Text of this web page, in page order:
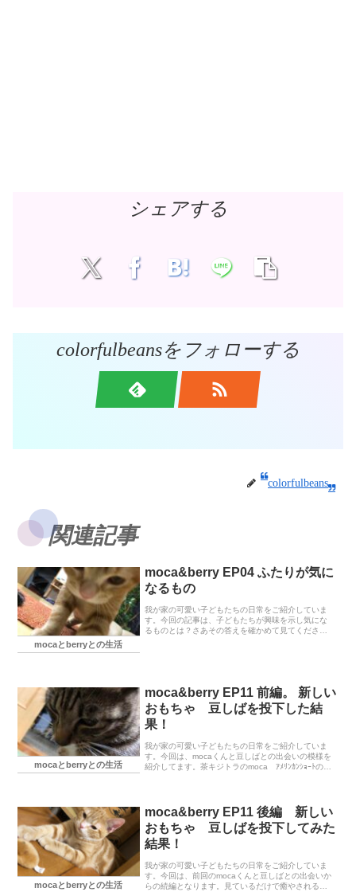
シェアする
colorfulbeansをフォローする
colorfulbeans
関連記事
mocaとberryとの生活
moca&berry EP04 ふたりが気に
なるもの
我が家の可愛い子どもたちの日常をご紹介していま
す。今回の記事は、子どもたちが興味を示し気にな
るものとは？さあその答えを確かめて見てくださ
mocaとberryとの生活
moca&berry EP11 前編。 新しい
おもちゃ 豆しばを投下した結
果！
我が家の可愛い子どもたちの日常をご紹介していま
す。今回は、mocaくんと豆しばとの出会いの模様を
紹介してます。茶キジトラのmoca ｱﾒﾘﾝｶﾝｼｮｰﾄの
mocaとberryとの生活
moca&berry EP11 後編 新しい
おもちゃ 豆しばを投下してみた
結果！
我が家の可愛い子どもたちの日常をご紹介していま
す。今回は、前回のmocaくんと豆しばとの出会いか
らの続編となります。見ているだけで癒やされる猫